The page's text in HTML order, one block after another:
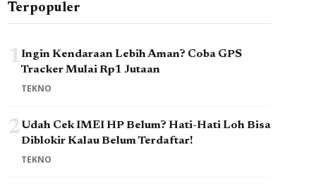
Terpopuler
1Ingin Kendaraan Lebih Aman? Coba GPS
Tracker Mulai Rp1 Jutaan
TEKNO
2Udah Cek IMEI HP Belum? Hati-Hati Loh Bisa
Diblokir Kalau Belum Terdaftar!
TEKNO